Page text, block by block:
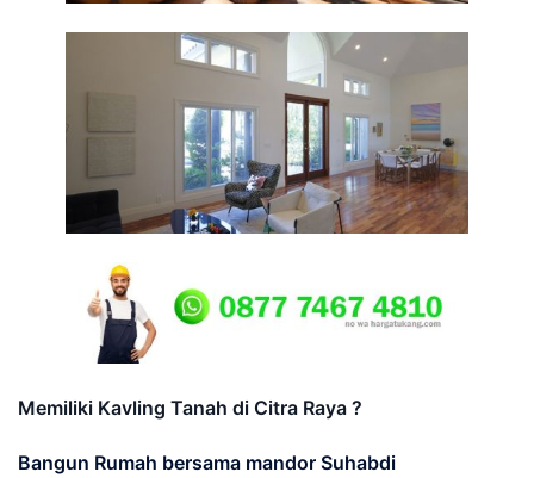
Memiliki Kavling Tanah di Citra Raya ?
Bangun Rumah bersama mandor Suhabdi